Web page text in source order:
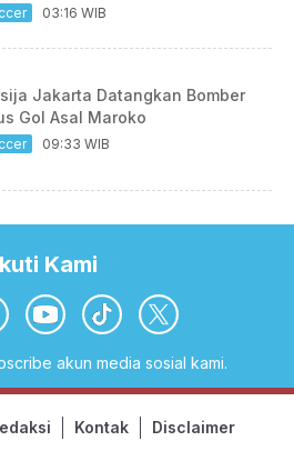
03:16 WIB
Jakarta Datangkan Bomber
Gol Asal Maroko
09:33 WIB
Kami
akun media sosial kami.
Kontak Disclaimer